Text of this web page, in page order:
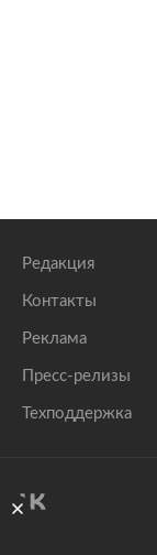
Редакция
Контакты
Реклама
Пресс-релизы
Техподдержка